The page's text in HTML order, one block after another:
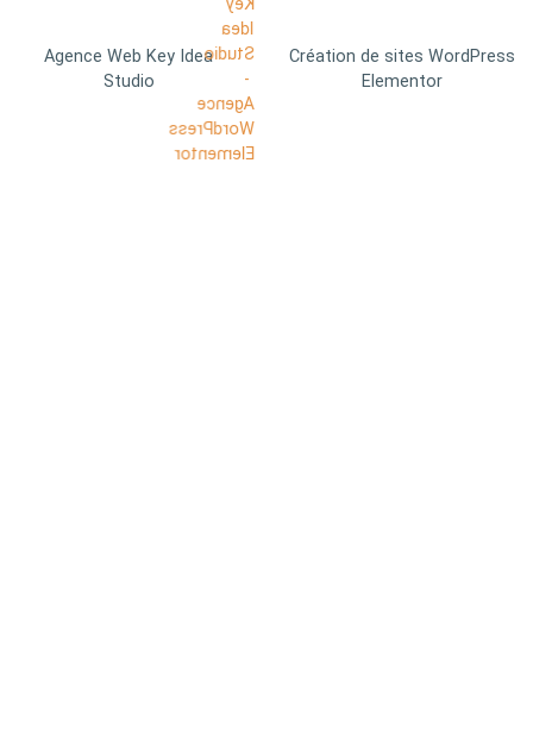
Agence Web Key Idea
Studio
Création de sites WordPress
Elementor